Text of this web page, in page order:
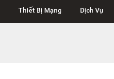
Thiết Bị Mạng Dịch Vụ